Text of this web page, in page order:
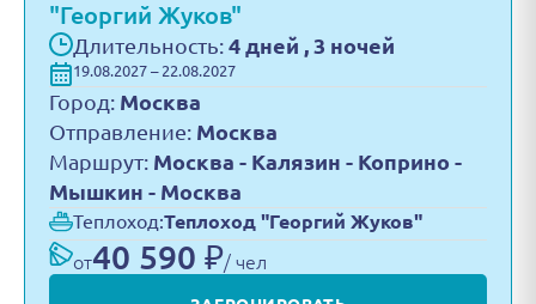
"Георгий Жуков"
Длительность: 4 дней , 3 ночей
19.08.2027 – 22.08.2027
Город: Москва
Отправление: Москва
Маршрут: Москва - Калязин - Коприно -
Мышкин - Москва
Теплоход:Теплоход "Георгий Жуков"
от40 590 ₽/ чел